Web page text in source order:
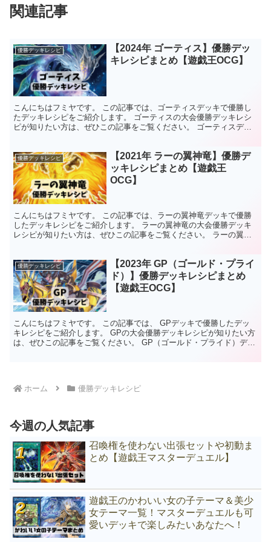
関連記事
優勝デッキレシピ
【2024年 ゴーティス】優勝デッ
キレシピまとめ【遊戯王OCG】
こんにちはフミヤです。 この記事では、ゴーティスデッキで優勝し
たデッキレシピをご紹介します。 ゴーティスの大会優勝デッキレシ
ピが知りたい方は、ぜひこの記事をご覧ください。 ゴーティスデッ
優勝デッキレシピ
【2021年 ラーの翼神竜】優勝デ
ッキレシピまとめ【遊戯王
OCG】
こんにちはフミヤです。 この記事では、ラーの翼神竜デッキで優勝
したデッキレシピをご紹介します。 ラーの翼神竜の大会優勝デッキ
レシピが知りたい方は、ぜひこの記事をご覧ください。 ラーの翼神
優勝デッキレシピ
【2023年 GP（ゴールド・プライ
ド）】優勝デッキレシピまとめ
【遊戯王OCG】
こんにちはフミヤです。 この記事では、 GPデッキで優勝したデッ
キレシピをご紹介します。 GPの大会優勝デッキレシピが知りたい方
は、ぜひこの記事をご覧ください。 GP（ゴールド・プライド）デッ
ホーム 優勝デッキレシピ
今週の人気記事
召喚権を使わない出張セットや初動ま
とめ【遊戯王マスターデュエル】
遊戯王のかわいい女の子テーマ＆美少
女テーマ一覧！マスターデュエルも可
愛いデッキで楽しみたいあなたへ！